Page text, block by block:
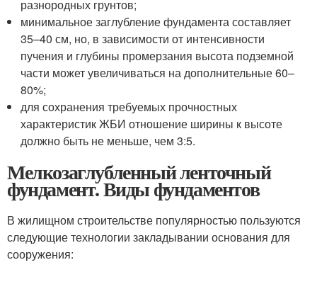
разнородных грунтов;
минимальное заглубление фундамента составляет
35–40 см, но, в зависимости от интенсивности
пучения и глубины промерзания высота подземной
части может увеличиваться на дополнительные 60–
80%;
для сохранения требуемых прочностных
характеристик ЖБИ отношение ширины к высоте
должно быть не меньше, чем 3:5.
Мелкозаглубленный ленточный
фундамент. Виды фундаментов
В жилищном строительстве популярностью пользуются
следующие технологии закладывании основания для
сооружения: